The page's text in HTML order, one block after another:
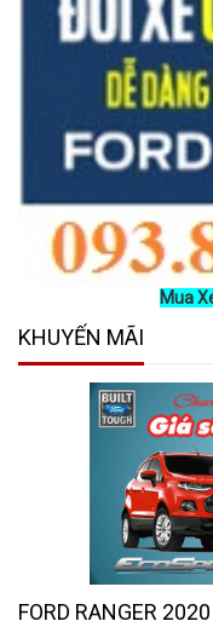
Mua
KHUYẾN MÃI
FORD RANGER 2020